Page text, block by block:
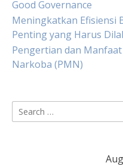
Good Governance
Meningkatkan Efisiensi
Penting yang Harus
Pengertian dan
Narkoba (PMN)
Search
for: